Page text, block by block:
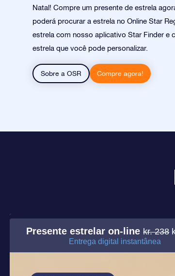
Natal! Compre um presente de estrela
poderá procurar a estrela no Online Star
estrela com nosso aplicativo Star Finder e
estrela que você pode personalizar.
Sobre a OSR Compre agora!
Presente estrelar on-linekr. 238
Entrega digital instantânea